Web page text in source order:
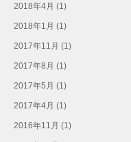
2018年4月 (1)
2018年1月 (1)
2017年11月 (1)
2017年8月 (1)
2017年5月 (1)
2017年4月 (1)
2016年11月 (1)